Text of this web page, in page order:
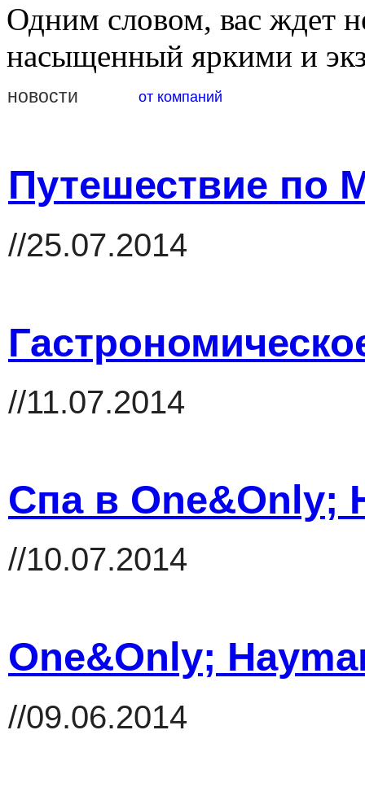
Одним словом, вас ждет
насыщенный яркими и
новости от компаний
Путешествие по
//25.07.2014
//11.07.2014
Спа в One&Only;
//10.07.2014
One&Only;
//09.06.2014